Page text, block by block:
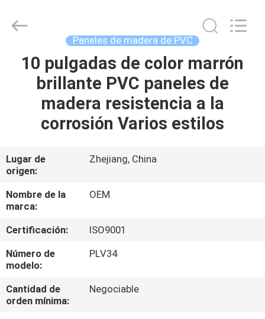
HOGAR
PRODUCTOS
NOSOTROS
VIAJE
DE
LA
FÁBRICA
CONTROL
Oasis
Building
Paneles de madera de PVC
10 pulgadas de color marrón
brillante PVC paneles de
madera resistencia a la
corrosión Varios estilos
Lugar de
origen:
Zhejiang, China
Nombre de la
marca:
OEM
Certificación:
ISO9001
Número de
modelo:
PLV34
Cantidad de
orden mínima:
Negociable